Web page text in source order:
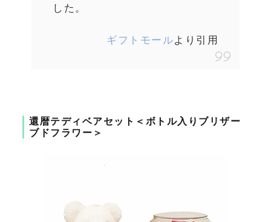
した。
ギフトモールより引用
還暦テディベアセット＜ボトル入りブリザー
ブドフラワー＞